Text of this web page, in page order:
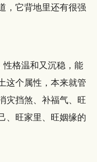
，它背地里还有很强
性格温和又沉稳，能
这个属性，本来就管
灾挡煞、补福气、旺
、旺家里、旺姻缘的